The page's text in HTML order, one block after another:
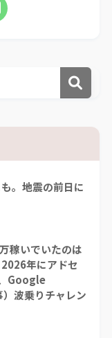
。地震の前日に
稼いでいたのは
年にアドセ
Google
波乗りチャレン